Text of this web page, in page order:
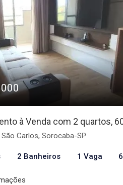
à Venda com 2 quartos,
Carlos, Sorocaba-SP
2 Banheiros 1 Vaga